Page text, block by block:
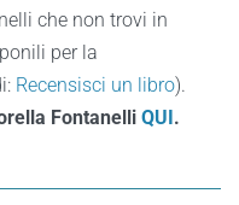
che non trovi in
per la
Recensisci un libro).
Fontanelli QUI.